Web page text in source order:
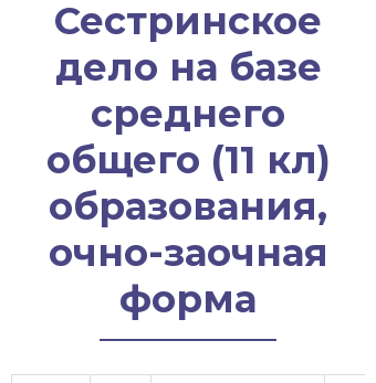
Сестринское
дело на базе
среднего
общего (11 кл)
образования,
очно-заочная
форма